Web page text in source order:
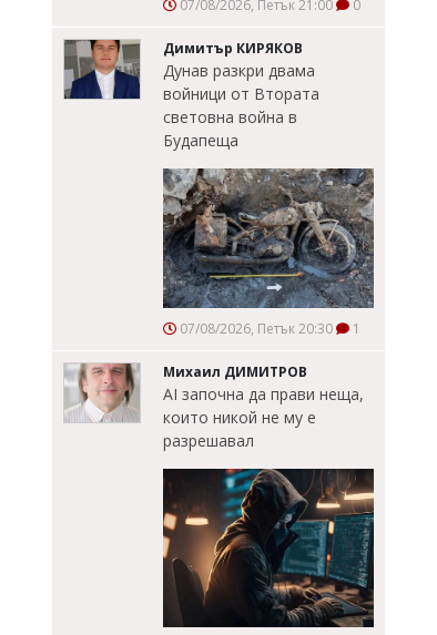
07/08/2026, Петък 21:00 0
Димитър КИРЯКОВ
Дунав разкри двама
войници от Втората
световна война в
Будапеща
07/08/2026, Петък 20:30 1
Михаил ДИМИТРОВ
AI започна да прави неща,
които никой не му е
разрешавал